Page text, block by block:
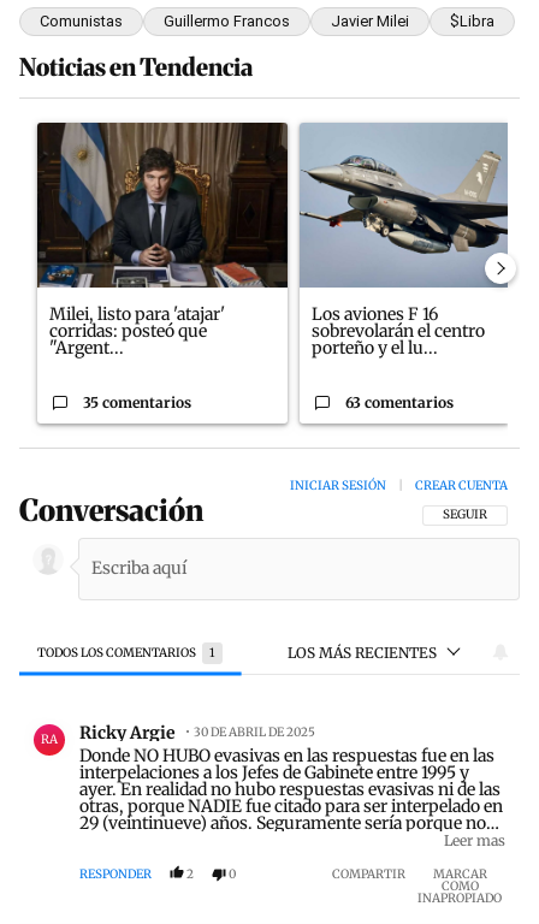
Comunistas Guillermo Francos Javier Milei $Libra
Noticias en Tendencia
Este listado muestra los artículos con más comentarios en los
Un artículo de tendencia con el título "Milei, listo para 'atajar'
Milei, listo para 'atajar'
corridas: posteó que
"Argent...
35 comentarios
Un artículo de tendencia con
Los aviones F 16
sobrevolarán el centro
porteño y el lu...
63 comentarios
Conversación SIGA ESTA
SEGUIR
INICIAR SESIÓN CREAR CUENTA
TODOS LOS COMENTARIOS 1 LOS MÁS RECIENTES
Todos los comentarios
RA Ricky Argie 30 DE ABRIL DE 2025
Donde NO HUBO evasivas en las respuestas fue en las
interpelaciones a los Jefes de Gabinete entre 1995 y
ayer. En realidad no hubo respuestas evasivas ni de las
otras, porque NADIE fue citado para ser interpelado en
29 (veintinueve) años. Seguramente sería porque no
existieron motivos para ello. Los dejo porque no puedo
Leer mas
RESPONDER 2 0 COMPARTIR MARCAR
COMO
INAPROPIADO